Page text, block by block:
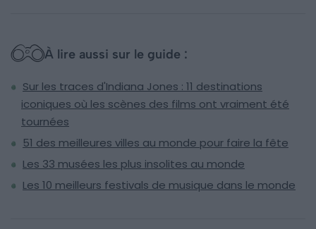
À lire aussi sur le guide :
Sur les traces d'Indiana Jones : 11 destinations
iconiques où les scènes des films ont vraiment été
tournées
51 des meilleures villes au monde pour faire la fête
Les 33 musées les plus insolites au monde
Les 10 meilleurs festivals de musique dans le monde